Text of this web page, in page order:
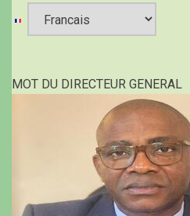
language
MOT DU DIRECTEUR GENERAL